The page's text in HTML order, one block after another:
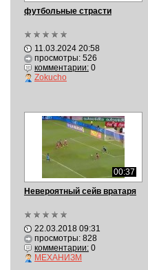
футбольные страсти
11.03.2024 20:58
просмотры: 526
комментарии:0
Zokucho
00:37
Невероятный сейв вратаря
22.03.2018 09:31
просмотры: 828
комментарии:0
МЕХАНИЗМ